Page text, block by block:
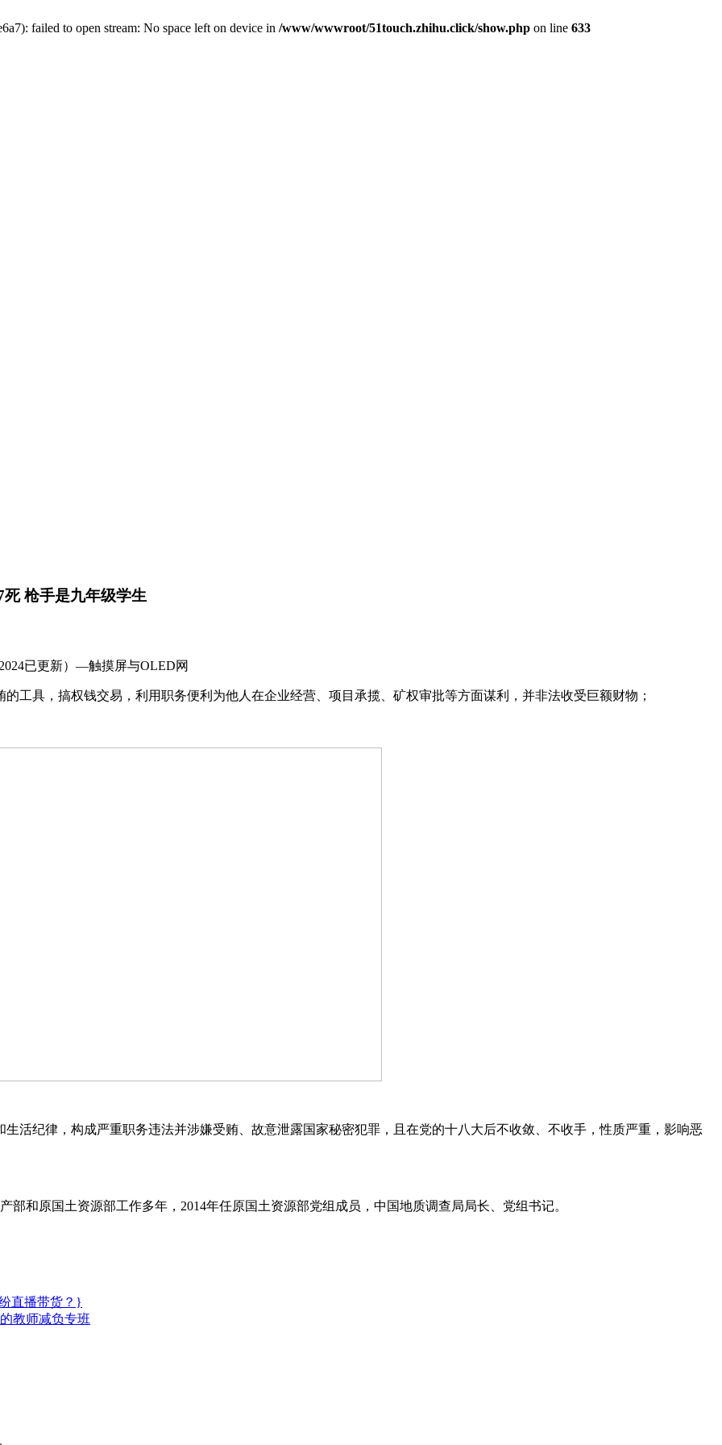
failed to open stream: No space left on device in /www/wwwroot/51touch.zhihu.click/show.php on line 633
枪手是九年级学生
已更新）—触摸屏与OLED网
，搞权钱交易，利用职务便利为他人在企业经营、项目承揽、矿权审批等方面谋利，并非法收受巨额财物；
律，构成严重职务违法并涉嫌受贿、故意泄露国家秘密犯罪，且在党的十八大后不收敛、不收手，性质严重，影响恶
国土资源部工作多年，2014年任原国土资源部党组成员，中国地质调查局局长、党组书记。
直播带货？}
教师减负专班